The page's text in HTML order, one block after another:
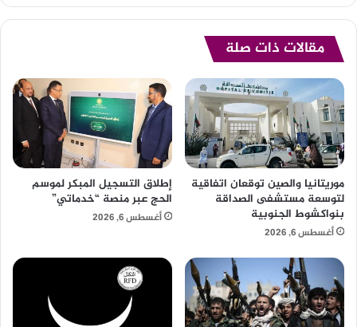
مقالات ذات صلة
موريتانيا والصين توقعان اتفاقية
لتوسعة مستشفى الصداقة
بنواكشوط الجنوبية
أغسطس 6, 2026
إطلاق التسجيل المبكر لموسم
الحج عبر منصة “خدماتي”
أغسطس 6, 2026